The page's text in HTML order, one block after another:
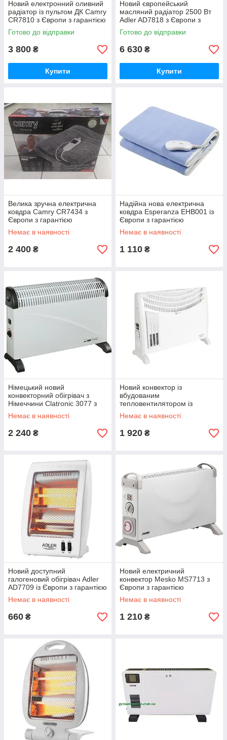
Новий електронний оливний
радіатор із пультом ДК Camry
CR7810 з Європи з гарантією
Готово до відправки
3 800 ₴
Купити
Новий європейський
масляний радіатор 2500 Вт
Adler AD7818 з Європи з
гарантією
Готово до відправки
6 630 ₴
Купити
Велика зручна електрична
ковдра Camry CR7434 з
Європи з гарантією
Немає в наявності
2 400 ₴
Надійна нова електрична
ковдра Esperanza EHB001 із
Європи з гарантією
Немає в наявності
1 110 ₴
Німецький новий
конвекторний обігрівач з
Німеччини Clatronic 3077 з
гарантією
Немає в наявності
2 240 ₴
Новий конвектор із
вбудованим
тепловентилятором із
Європи Adler AD7705 з
гарантією
Немає в наявності
1 920 ₴
Новий доступний
галогеновий обігрівач Adler
AD7709 із Європи з гарантією
Немає в наявності
660 ₴
Новий електричний
конвектор Mesko MS7713 з
Європи з гарантією
Немає в наявності
1 210 ₴